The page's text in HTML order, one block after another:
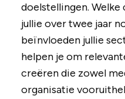
doelstellingen.
jullie over twee jaar
beïnvloeden jullie
helpen je om
creëren die zowel
organisatie